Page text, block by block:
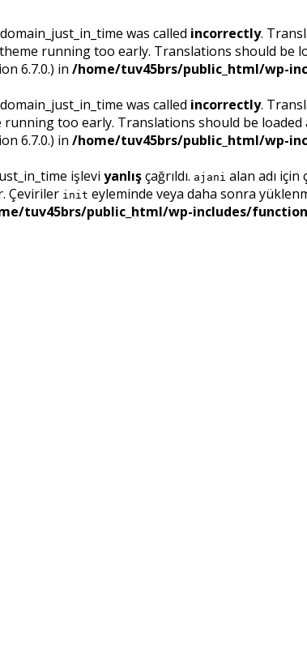
was called incorrectly.
running too early. Translations should be
6.7.0.) in /home/tuv45brs/public_html/wp-
was called incorrectly.
too early. Translations should be loaded
6.7.0.) in /home/tuv45brs/public_html/wp-
işlevi yanlışçağrıldı. ajani alan adı
Çeviriler init eyleminde veya daha sonra
tuv45brs/public_html/wp-includes/